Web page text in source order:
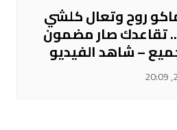
روح وتعال كلشي
تقاعدك صار مضمون
– شاهد الفيديو